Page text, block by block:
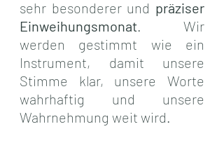
sehr besonderer und präziser
Einweihungsmonat. Wir
werden gestimmt wie ein
Instrument, damit unsere
Stimme klar, unsere Worte
wahrhaftig und unsere
Wahrnehmung weit wird.